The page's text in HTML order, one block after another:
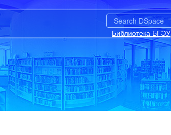
Библиотека БГЭУ